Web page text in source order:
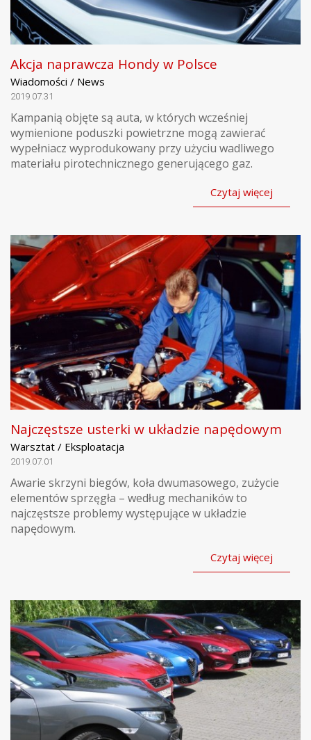
Akcja naprawcza Hondy w Polsce
Wiadomości / News
2019.07.31
Kampanią objęte są auta, w których wcześniej
wymienione poduszki powietrzne mogą zawierać
wypełniacz wyprodukowany przy użyciu wadliwego
materiału pirotechnicznego generującego gaz.
Czytaj więcej
Najczęstsze usterki w układzie napędowym
Warsztat / Eksploatacja
2019.07.01
Awarie skrzyni biegów, koła dwumasowego, zużycie
elementów sprzęgła – według mechaników to
najczęstsze problemy występujące w układzie
napędowym.
Czytaj więcej